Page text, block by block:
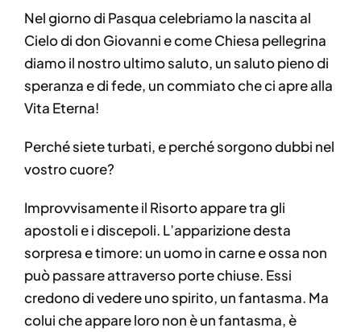
Nel giorno di Pasqua celebriamo la nascita al
Cielo di don Giovanni e come Chiesa pellegrina
diamo il nostro ultimo saluto, un saluto pieno di
speranza e di fede, un commiato che ci apre alla
Vita Eterna!
Perché siete turbati, e perché sorgono dubbi nel
vostro cuore?
Improvvisamente il Risorto appare tra gli
apostoli e i discepoli. L’apparizione desta
sorpresa e timore: un uomo in carne e ossa non
può passare attraverso porte chiuse. Essi
credono di vedere uno spirito, un fantasma. Ma
colui che appare loro non è un fantasma, è